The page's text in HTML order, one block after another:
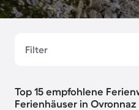
Filter
Top 15 empfohlene
Ferienhäuser in Ovronnaz